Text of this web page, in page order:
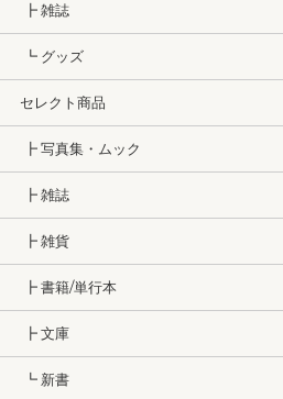
┣ 雑誌
┗ グッズ
セレクト商品
┣ 写真集・ムック
┣ 雑誌
┣ 雑貨
┣ 書籍/単行本
┣ 文庫
┗ 新書